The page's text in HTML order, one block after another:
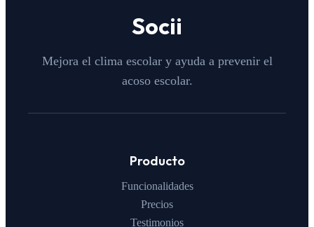
Socii
Mejora el clima escolar y ayuda a prevenir el
acoso escolar.
Producto
Funcionalidades
Precios
Testimonios